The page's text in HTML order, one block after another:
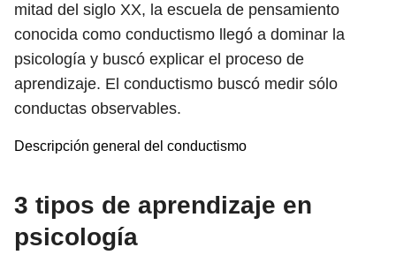
mitad del siglo XX, la escuela de pensamiento
conocida como conductismo llegó a dominar la
psicología y buscó explicar el proceso de
aprendizaje. El conductismo buscó medir sólo
conductas observables.
Descripción general del conductismo
3 tipos de aprendizaje en
psicología